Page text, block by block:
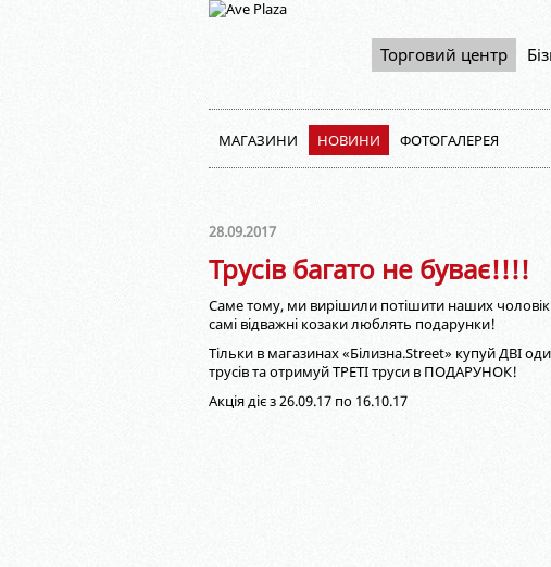
Торговий центр
МАГАЗИНИ НОВИНИ ФОТОГАЛЕРЕЯ
28.09.2017
Трусів багато не буває!!!!
Саме тому, ми вирішили потішити наших
самі відважні козаки люблять подарунки!
Тільки в магазинах «Білизна.Street» купуй ДВІ
трусів та отримуй ТРЕТІ труси в ПОДАРУНОК!
Акція діє з 26.09.17 по 16.10.17